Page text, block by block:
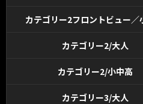
カテゴリー2フロントビュー／
カテゴリー2/大人
カテゴリー2/小中高
カテゴリー3/大人